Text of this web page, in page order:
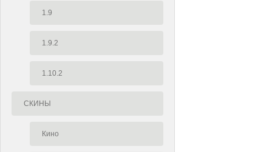
1.9
1.9.2
1.10.2
СКИНЫ
Кино